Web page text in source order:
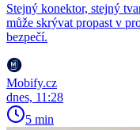
Stejný konektor, stejný
může skrývat propast v
bezpečí.
Mobify.cz
dnes, 11:28
5 min